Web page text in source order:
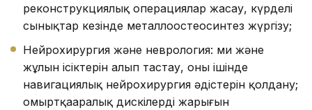
реконструкциялық операциялар жасау, күрделі
сынықтар кезінде металлоостеосинтез жүргізу;
Нейрохирургия және неврология: ми және
жұлын ісіктерін алып тастау, оның ішінде
навигациялық нейрохирургия әдістерін қолдану;
омыртқааралық дискілердің жарығын